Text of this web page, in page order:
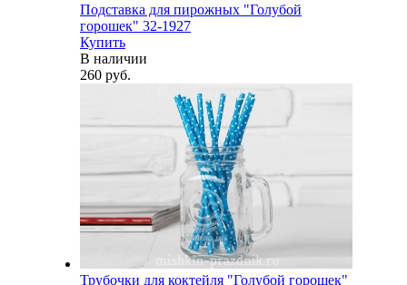
Подставка для пирожных "Голубой
горошек" 32-1927
Купить
В наличии
260 руб.
Трубочки для коктейля "Голубой горошек"